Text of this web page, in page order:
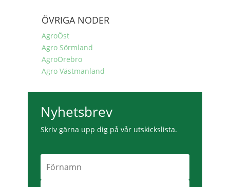
ÖVRIGA NODER
AgroÖst
Agro Sörmland
AgroÖrebro
Agro Västmanland
Nyhetsbrev
Skriv gärna upp dig på vår utskickslista.